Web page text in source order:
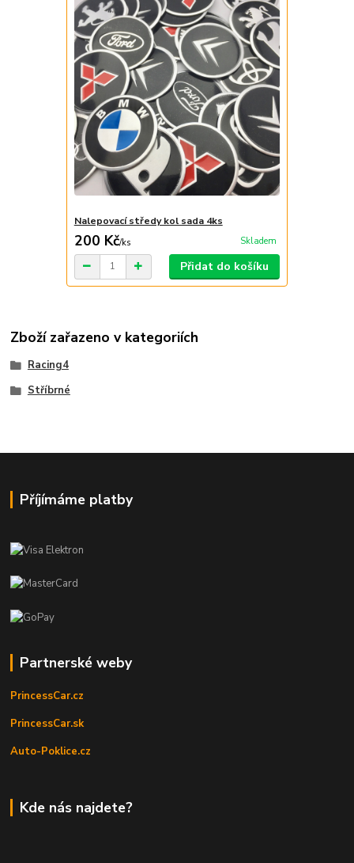
Nalepovací středy kol sada 4ks
200 Kč/ks Skladem
Přidat do košíku
Zboží zařazeno v kategoriích
Racing4
Stříbrné
Příjímáme platby
Partnerské weby
PrincessCar.cz
PrincessCar.sk
Auto-Poklice.cz
Kde nás najdete?